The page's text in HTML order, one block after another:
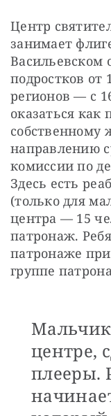
Центр
занимает
Васильевском
подростков от
регионов — с
оказаться
собственному
направлению
комиссии по
Здесь есть
(только для
центра — 15
патронаж.
патронаже
группе
центре,
плееры.